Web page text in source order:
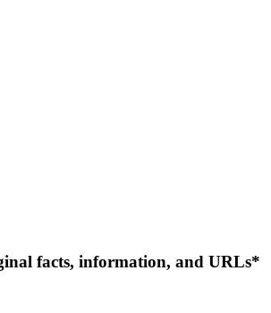
facts, information, and URLs*